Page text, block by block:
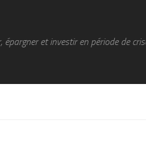
épargner et investir en période de